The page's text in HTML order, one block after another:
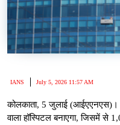
IANS July 5, 2026 11:57 AM
कोलकाता, 5 जुलाई (आईएएनएस)।
वाला हॉस्पिटल बनाएगा, जिसमें से